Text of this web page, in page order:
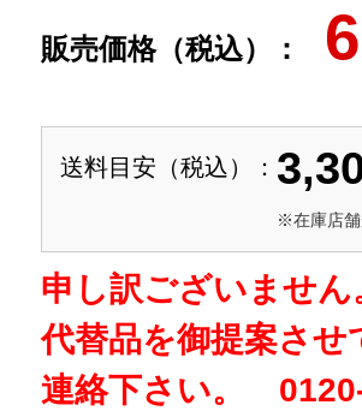
販売価格（税込）：
送料目安（税込）：
※在庫店舗
申し訳ございませ
代替品を御提案さ
連絡下さい。